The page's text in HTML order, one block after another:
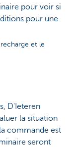
pour voir si
pour une
et le
D'Ieteren
la situation
commande est
seront